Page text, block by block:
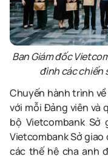
Ban Giám đốc
đình các chiến
Chuyến hành trình
với mỗi Đảng viên
bộ Vietcombank
Vietcombank Sở
các thế hệ cha anh